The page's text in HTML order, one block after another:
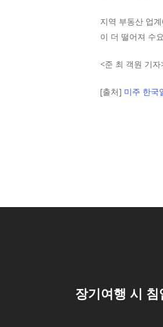
지역 부동산 업
이 더 떨어져 수
<준 최 객원 기자
[출처] 미주 한국
장기여행 시